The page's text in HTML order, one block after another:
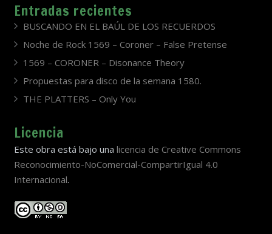
Entradas recientes
BUSCANDO EN EL BAÚL DE LOS RECUERDOS
Noche de Rock 1569 – Coroner – False Pretense
1569 – CORONER – Disonance Theory
Propuestas para disco de la semana 1580.
THE PLATTERS – Only You
Licencia
Este obra está bajo una licencia de Creative Commons
Reconocimiento-NoComercial-CompartirIgual 4.0
Internacional.